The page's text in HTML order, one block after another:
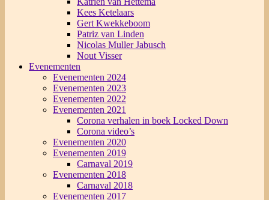
Kees Ketelaars
Gert Kwekkeboom
Patriz van Linden
Nicolas Muller Jabusch
Nout Visser
Evenementen
Evenementen 2024
Evenementen 2023
Evenementen 2022
Evenementen 2021
Corona verhalen in boek Locked Down
Corona video’s
Evenementen 2020
Evenementen 2019
Carnaval 2019
Evenementen 2018
Carnaval 2018
Evenementen 2017